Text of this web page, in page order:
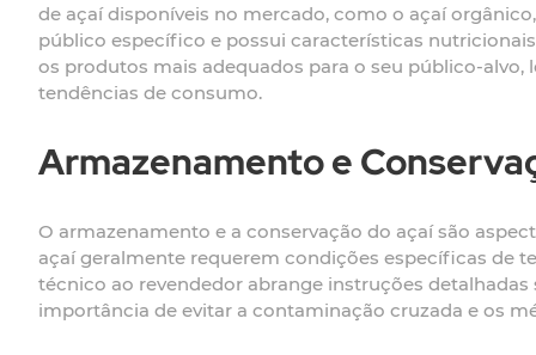
de açaí disponíveis no mercado, como o açaí
público específico e possui características
os produtos mais adequados para o seu público-
tendências de consumo.
Armazenamento e
O armazenamento e a conservação do açaí são
açaí geralmente requerem condições específicas de
técnico ao revendedor abrange instruções
importância de evitar a contaminação cruzada e os